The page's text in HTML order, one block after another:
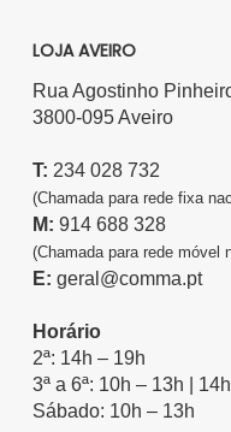
LOJA AVEIRO
Rua Agostinho
3800-095 Aveiro
T: 234 028 732
(Chamada para rede fixa
M: 914 688 328
(Chamada para rede móvel
E: geral@comma.pt
Horário
2ª: 14h – 19h
3ª a 6ª: 10h – 13h |
Sábado: 10h – 13h